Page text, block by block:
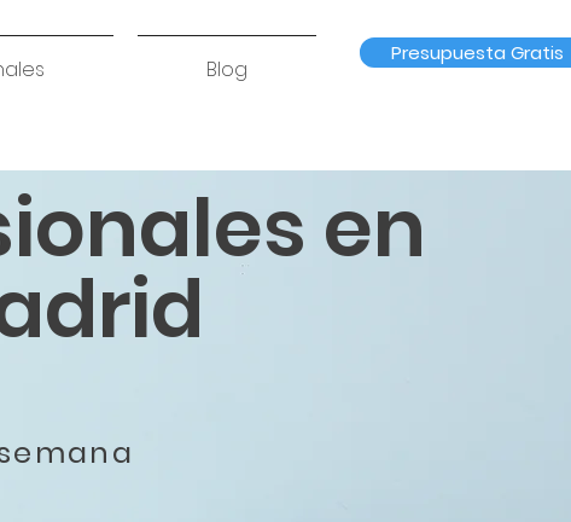
Blog
Presupuesta Gratis
en